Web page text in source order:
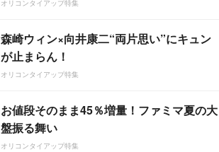
オリコンタイアップ特集
森崎ウィン×向井康二“両片思い”にキュン
が止まらん！
オリコンタイアップ特集
お値段そのまま45％増量！ファミマ夏の大
盤振る舞い
オリコンタイアップ特集